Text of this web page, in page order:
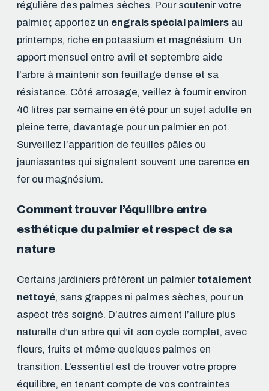
régulière des palmes sèches. Pour soutenir votre
palmier, apportez un engrais spécial palmiers au
printemps, riche en potassium et magnésium. Un
apport mensuel entre avril et septembre aide
l’arbre à maintenir son feuillage dense et sa
résistance. Côté arrosage, veillez à fournir environ
40 litres par semaine en été pour un sujet adulte en
pleine terre, davantage pour un palmier en pot.
Surveillez l’apparition de feuilles pâles ou
jaunissantes qui signalent souvent une carence en
fer ou magnésium.
Comment trouver l’équilibre entre
esthétique du palmier et respect de sa
nature
Certains jardiniers préfèrent un palmier totalement
nettoyé, sans grappes ni palmes sèches, pour un
aspect très soigné. D’autres aiment l’allure plus
naturelle d’un arbre qui vit son cycle complet, avec
fleurs, fruits et même quelques palmes en
transition. L’essentiel est de trouver votre propre
équilibre, en tenant compte de vos contraintes